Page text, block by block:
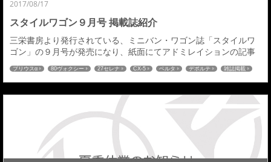
2017/08/17
スタイルワゴン９月号 掲載誌紹介
三栄書房より発行されている、ミニバン・ワゴン誌「スタイルワ
ゴン」の９月号が発売になり、紙面にてアドミレイションの記事
を掲載していただきましたので紹介させていただきます。今月号
ではＭクラスミニバンの特集で取材を受けました。デモカー等の
新商品紹介はありませんでしたが、新型ヴォクシーの完成予想Ｃ
Ｇ初公開になります。今回のＣＧは前期モデルを継承したモデフ
ァイデザインになりますので今後さらにデザインの変更を...
プリウスα 80ヴォクシー 27セレナ CX-5 ベルタ デポルテ 雑誌掲載